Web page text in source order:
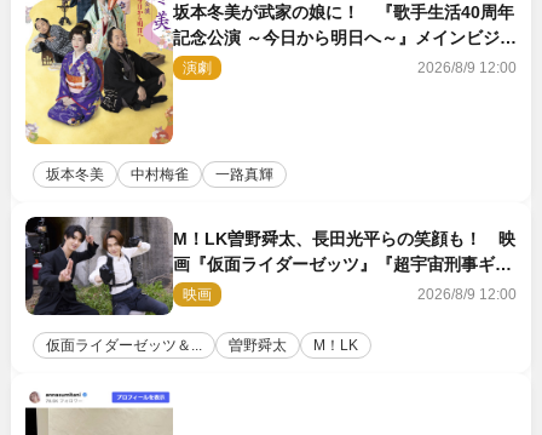
坂本冬美が武家の娘に！ 『歌手生活40周年
記念公演 ～今日から明日へ～』メインビジュ
アル公開
演劇 2026/8/9 12:00
坂本冬美 中村梅雀 一路真輝
M！LK曽野舜太、長田光平らの笑顔も！ 映
画『仮面ライダーゼッツ』『超宇宙刑事ギャ
バン インフィニティ』オフショット到着
映画 2026/8/9 12:00
仮面ライダーゼッツ＆... 曽野舜太 M！LK